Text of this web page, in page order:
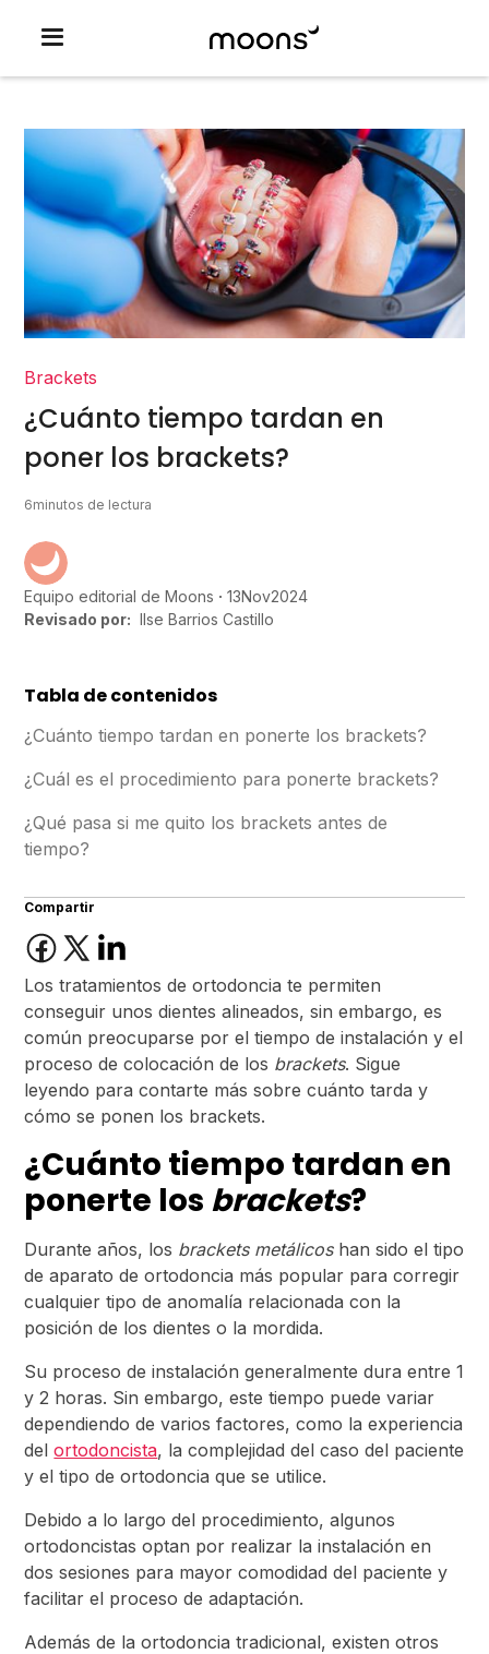
Brackets
¿Cuánto tiempo tardan en
poner los brackets?
6minutos de lectura
Equipo editorial de Moons 13Nov2024
Revisado por: Ilse Barrios Castillo
Tabla de contenidos
¿Cuánto tiempo tardan en ponerte los brackets?
¿Cuál es el procedimiento para ponerte brackets?
¿Qué pasa si me quito los brackets antes de
tiempo?
Compartir
Los tratamientos de ortodoncia te permiten
conseguir unos dientes alineados, sin embargo, es
común preocuparse por el tiempo de instalación y el
proceso de colocación de los brackets. Sigue
leyendo para contarte más sobre cuánto tarda y
cómo se ponen los brackets.
¿Cuánto tiempo tardan en
ponerte los brackets?
Durante años, los brackets metálicoshan sido el tipo
de aparato de ortodoncia más popular para corregir
cualquier tipo de anomalía relacionada con la
posición de los dientes o la mordida.
Su proceso de instalación generalmente dura entre 1
y 2 horas. Sin embargo, este tiempo puede variar
dependiendo de varios factores, como la experiencia
delortodoncista, la complejidad del caso del paciente
y el tipo de ortodoncia que se utilice.
Debido a lo largo del procedimiento, algunos
ortodoncistas optan por realizar la instalación en
dos sesiones para mayor comodidad del paciente y
facilitar el proceso de adaptación.
Además de la ortodoncia tradicional, existen otros